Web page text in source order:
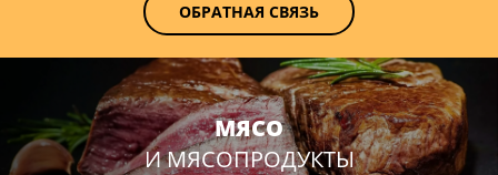
ОБРАТНАЯ СВЯЗЬ
МЯСО
И МЯСОПРОДУКТЫ